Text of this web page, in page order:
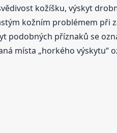
kožíšku, výskyt
kožním problémem při
podobných příznaků se
místa „horkého výskytu“